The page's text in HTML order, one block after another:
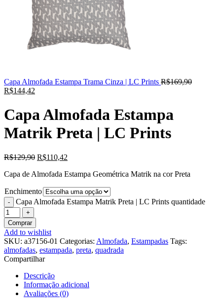
Capa Almofada Estampa Trama Cinza | LC Prints R$169,90
R$144,42
Capa Almofada Estampa
Matrik Preta | LC Prints
R$129,90 R$110,42
Capa de Almofada Estampa Geométrica Matrik na cor Preta
Enchimento
Capa Almofada Estampa Matrik Preta | LC Prints quantidade
Comprar
Add to wishlist
SKU: a37156-01 Categorias: Almofada, Estampadas Tags:
almofadas, estampada, preta, quadrada
Compartilhar
Descrição
Informação adicional
Avaliações (0)